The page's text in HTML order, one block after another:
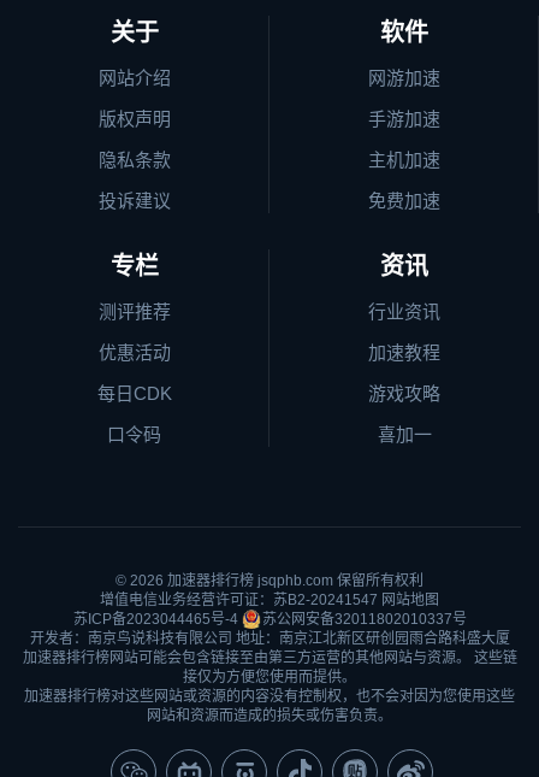
关于
网站介绍
版权声明
隐私条款
投诉建议
软件
网游加速
手游加速
主机加速
免费加速
专栏
测评推荐
优惠活动
每日CDK
口令码
资讯
行业资讯
加速教程
游戏攻略
喜加一
© 2026 加速器排行榜 jsqphb.com 保留所有权利
增值电信业务经营许可证：苏B2-20241547 网站地图
苏ICP备2023044465号-4
苏公网安备32011802010337号
开发者：南京鸟说科技有限公司 地址：南京江北新区研创园雨合路科盛大厦
加速器排行榜网站可能会包含链接至由第三方运营的其他网站与资源。 这些链
接仅为方便您使用而提供。
加速器排行榜对这些网站或资源的内容没有控制权，也不会对因为您使用这些
网站和资源而造成的损失或伤害负责。